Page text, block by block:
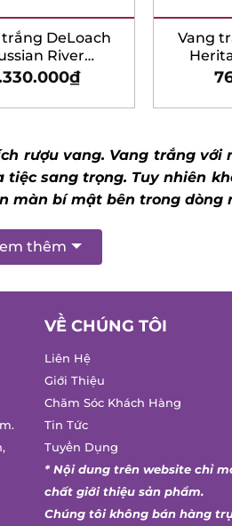
rượu vang. Vang trắng
tiệc sang trọng. Tuy nhiên
màn bí mật bên trong dòng
thêm
DeLoach
River
₫
Vang
VỀ CHÚNG TÔI
Liên Hệ
Giới Thiệu
Chăm Sóc Khách Hàng
Tin Tức
Tuyển Dụng
* Nội dung trên website chỉ
chất giới thiệu sản phẩm.
Chúng tôi không bán hàng